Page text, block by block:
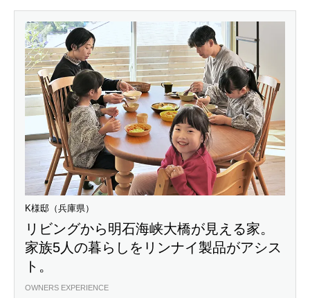
か。施主のこだわりと工務店の技術が融合した、次世代住宅建
築のリアルな道のりを追います。
K様邸（兵庫県）
リビングから明石海峡大橋が見える家。
家族5人の暮らしをリンナイ製品がアシス
ト。
OWNERS EXPERIENCE